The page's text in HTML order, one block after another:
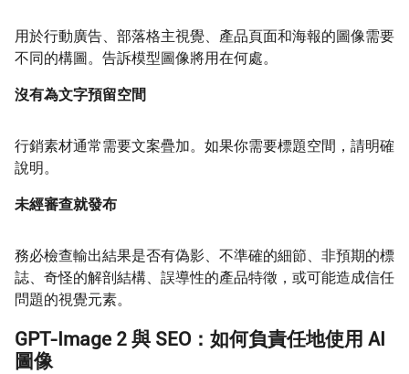
用於行動廣告、部落格主視覺、產品頁面和海報的圖像需要
不同的構圖。告訴模型圖像將用在何處。
沒有為文字預留空間
行銷素材通常需要文案疊加。如果你需要標題空間，請明確
說明。
未經審查就發布
務必檢查輸出結果是否有偽影、不準確的細節、非預期的標
誌、奇怪的解剖結構、誤導性的產品特徵，或可能造成信任
問題的視覺元素。
GPT-Image 2 與 SEO：如何負責任地使用 AI
圖像